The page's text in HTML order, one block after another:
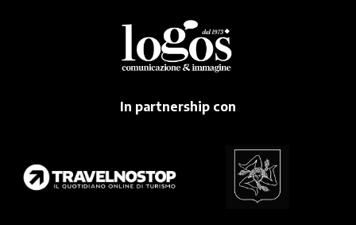
In partnership con